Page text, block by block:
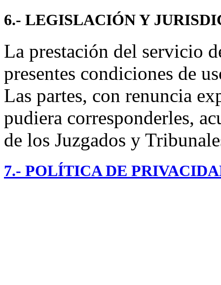
6.- LEGISLACIÓN Y
La prestación del servicio
presentes condiciones de
Las partes, con renuncia
pudiera corresponderles,
de los Juzgados y
7.- POLÍTICA DE